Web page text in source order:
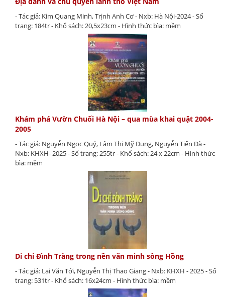
- Tác giả: Kim Quang Minh, Trịnh Anh Cơ - Nxb: Hà Nội-2024 - Số
trang: 184tr - Khổ sách: 20,5x23cm - Hình thức bìa: mềm
Khám phá Vườn Chuối Hà Nội – qua mùa khai quật 2004-
2005
- Tác giả: Nguyễn Ngọc Quý, Lâm Thị Mỹ Dung, Nguyễn Tiến Đà -
Nxb: KHXH- 2025 - Số trang: 255tr - Khổ sách: 24 x 22cm - Hình thức
bìa: mềm
Di chỉ Đình Tràng trong nền văn minh sông Hồng
- Tác giả: Lại Văn Tới, Nguyễn Thị Thao Giang - Nxb: KHXH - 2025 - Số
trang: 531tr - Khổ sách: 16x24cm - Hình thức bìa: mềm